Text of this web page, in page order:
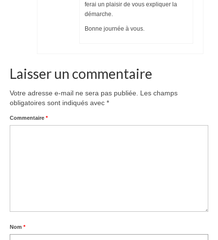
ferai un plaisir de vous expliquer la
démarche.
Bonne journée à vous.
Laisser un commentaire
Votre adresse e-mail ne sera pas publiée.
Les champs
obligatoires sont indiqués avec *
Commentaire *
Nom *